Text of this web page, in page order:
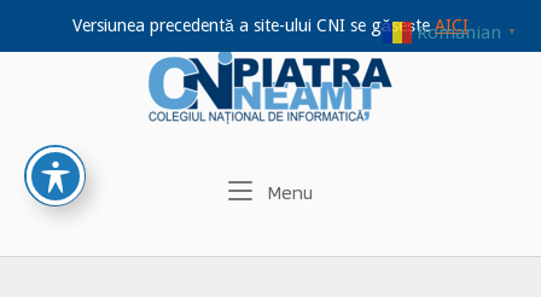
Versiunea precedentă a site-ului CNI se găseșteAICI
Home
Menu
Romanian ▼